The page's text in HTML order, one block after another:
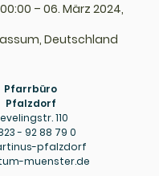
– 06. März 2024,
Deutschland
Pfarrbüro
Pfalzdorf
110
- 92 88 79 0
pfalzdorf
muenster.de